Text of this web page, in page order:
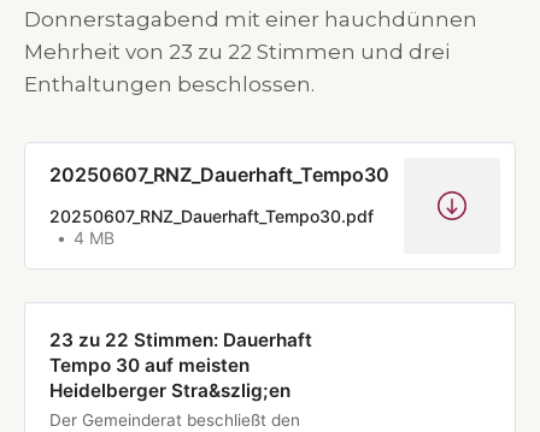
Donnerstagabend mit einer hauchdünnen
Mehrheit von 23 zu 22 Stimmen und drei
Enthaltungen beschlossen.
20250607_RNZ_Dauerhaft_Tempo30
20250607_RNZ_Dauerhaft_Tempo30.pdf
4 MB
23 zu 22 Stimmen: Dauerhaft
Tempo 30 auf meisten
Heidelberger Stra&szlig;en
Der Gemeinderat beschließt den